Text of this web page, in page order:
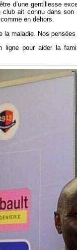
d’une gentillesse
club ait connu dans
en dehors.
la maladie. Nos
ligne pour aider la